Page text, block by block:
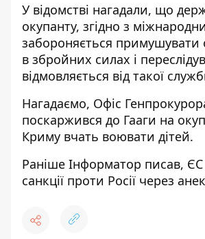
У відомстві нагадали, що
окупанту, згідно з
забороняється примушувати
в збройних силах і
відмовляється від такої
Нагадаємо, Офіс
поскаржився до Гааги на
Криму вчать воювати дітей.
Раніше Інформатор писав,
санкції проти Росії через